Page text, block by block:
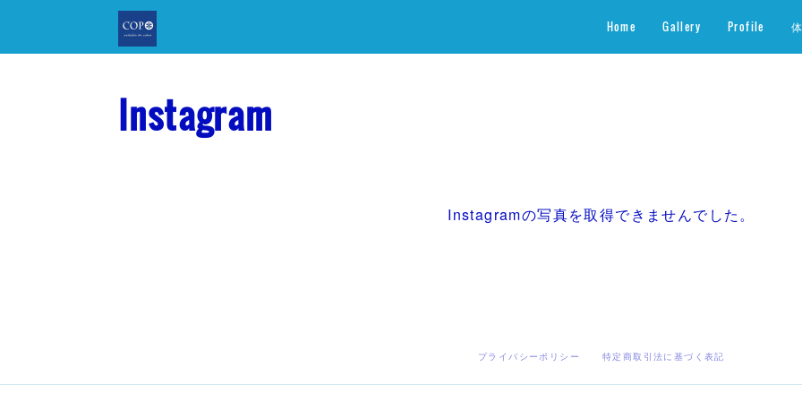
Home Gallery Profile
Instagram
Instagramの写真を取得できませんでした。
プライバシーポリシー 特定商取引法に基づく表記